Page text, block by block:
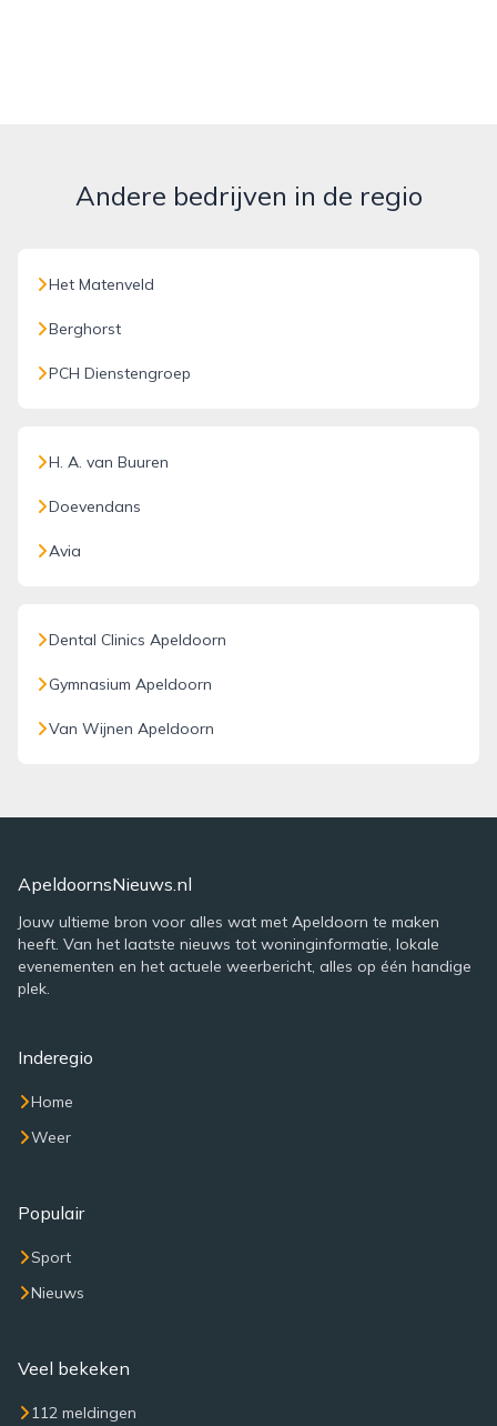
Andere bedrijven in de regio
Het Matenveld
Berghorst
PCH Dienstengroep
H. A. van Buuren
Doevendans
Avia
Dental Clinics Apeldoorn
Gymnasium Apeldoorn
Van Wijnen Apeldoorn
ApeldoornsNieuws.nl
Jouw ultieme bron voor alles wat met Apeldoorn te maken
heeft. Van het laatste nieuws tot woninginformatie, lokale
evenementen en het actuele weerbericht, alles op één handige
plek.
Inderegio
Home
Weer
Populair
Sport
Nieuws
Veel bekeken
112 meldingen